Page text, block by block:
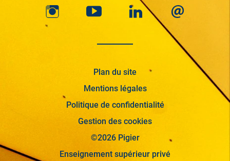
Plan du site
Mentions légales
Politique de confidentialité
Gestion des cookies
©2026 Pigier
Enseignement supérieur privé